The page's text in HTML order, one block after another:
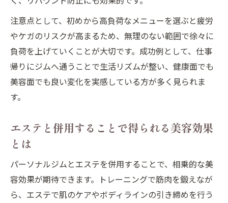
注意点として、初めから高負荷なメニューを選ぶと疲労
やケガのリスクが高まるため、無理のない範囲で徐々に
負荷を上げていくことが大切です。成功例として、仕事
帰りにジムへ通うことで生活リズムが整い、健康面でも
美容面でも良い変化を実感している方が多く見られま
す。
エステと併用することで得られる美容効果
とは
パーソナルジムとエステを併用することで、相乗的な美
容効果が期待できます。トレーニングで筋肉を鍛えなが
ら、エステで肌のケアやボディラインの引き締めを行う